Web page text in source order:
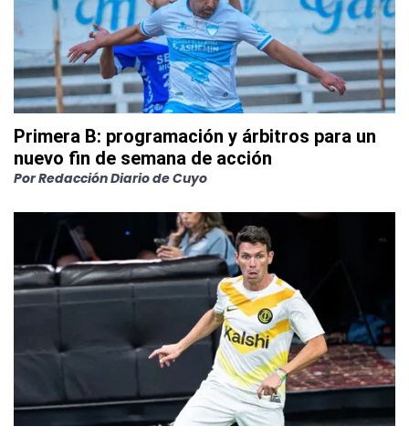
Primera B: programación y árbitros para un
nuevo fin de semana de acción
PorRedacción Diario de Cuyo